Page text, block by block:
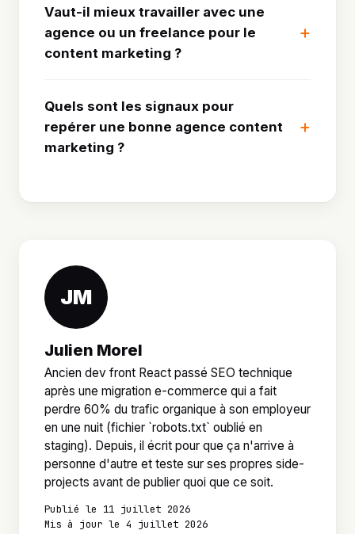
Vaut-il mieux travailler avec une
agence ou un freelance pour le
content marketing ?
Quels sont les signaux pour
repérer une bonne agence content
marketing ?
JM
Julien Morel
Ancien dev front React passé SEO technique
après une migration e-commerce qui a fait
perdre 60% du trafic organique à son employeur
en une nuit (fichier `robots.txt` oublié en
staging). Depuis, il écrit pour que ça n'arrive à
personne d'autre et teste sur ses propres side-
projects avant de publier quoi que ce soit.
Publié le 11 juillet 2026
Mis à jour le 4 juillet 2026